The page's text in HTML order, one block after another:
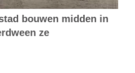
bouwen midden in
ze